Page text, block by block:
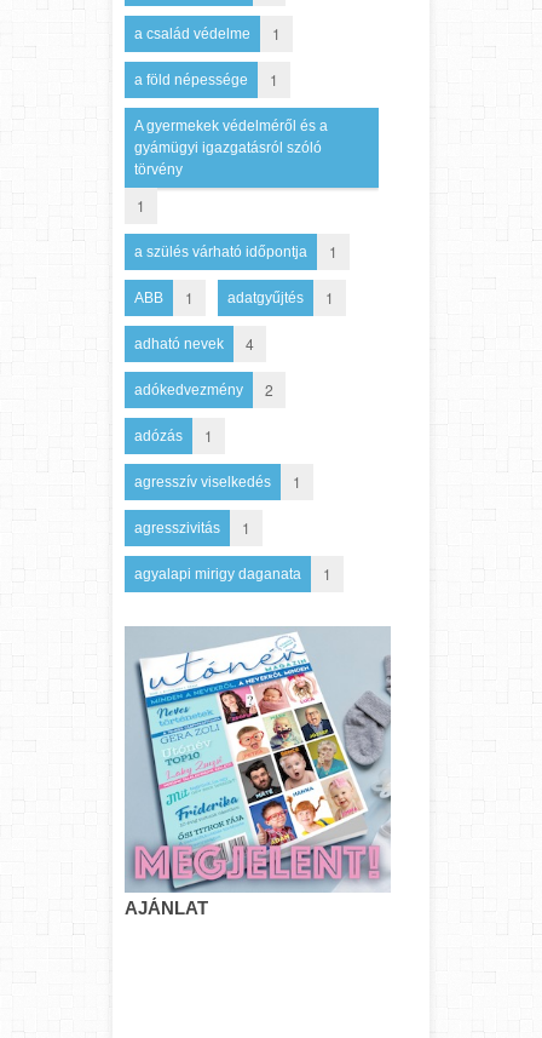
a család védelme 1
a föld népessége 1
A gyermekek védelméről és a
gyámügyi igazgatásról szóló
törvény
1
a szülés várható időpontja 1
ABB 1 adatgyűjtés 1
adható nevek 4
adókedvezmény 2
adózás 1
agresszív viselkedés 1
agresszivitás 1
agyalapi mirigy daganata 1
AJÁNLAT